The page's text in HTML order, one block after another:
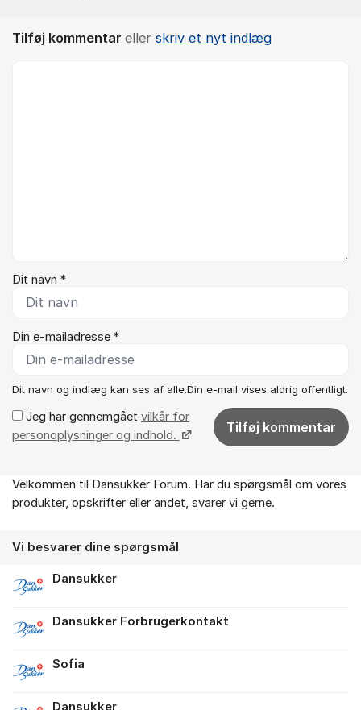
Tilføj kommentar eller skriv et nyt indlæg
Dit navn *
Din e-mailadresse *
Dit navn og indlæg kan ses af alle.Din e-mail vises aldrig offentligt.
Jeg har gennemgået vilkår for
personoplysninger og indhold.
Tilføj kommentar
Om forummet
Velkommen til Dansukker Forum. Har du spørgsmål om vores
produkter, opskrifter eller andet, svarer vi gerne.
Vi besvarer dine spørgsmål
Dansukker
Dansukker Forbrugerkontakt
Sofia
Dansukker